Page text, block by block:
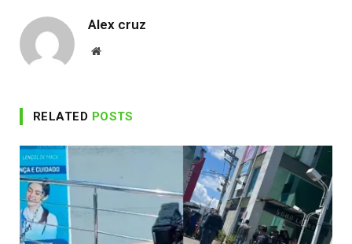
Alex cruz
Website
RELATED POSTS